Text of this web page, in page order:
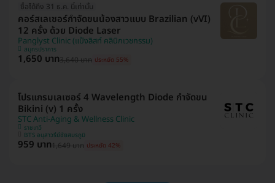
ซื้อได้ถึง 31 ธ.ค. นี้เท่านั้น
คอร์สเลเซอร์กำจัดขนน้องสาวแบบ Brazilian (vVI)
12 ครั้ง ด้วย Diode Laser
Panglyst Clinic (แป้งลิสท์ คลินิกเวชกรรม)
สมุทรปราการ
1,650 บาท3,640 บาท ประหยัด 55%
โปรแกรมเลเซอร์ 4 Wavelength Diode กำจัดขน
Bikini (v) 1 ครั้ง
STC Anti-Aging & Wellness Clinic
ราชเทวี
BTS อนุสาวรีย์ชัยสมรภูมิ
959 บาท1,649 บาท ประหยัด 42%